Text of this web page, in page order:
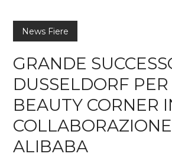
News Fiere
GRANDE
DUSSELDORF
BEAUTY CORNER
ALIBABA